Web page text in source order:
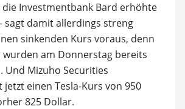
die Investmentbank Bard erhöhte
sagt damit allerdings streng
sinkenden Kurs voraus, denn
wurden am Donnerstag bereits
Und Mizuho Securities
einen Tesla-Kurs von 950
825 Dollar.